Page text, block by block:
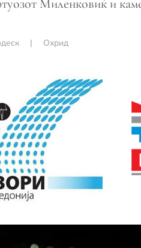
Миленковиќ и
| Охрид